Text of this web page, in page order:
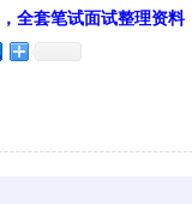
全套笔试面试整理资料